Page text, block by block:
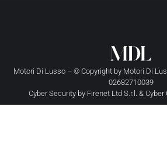
Motori Di Lusso – © Copyright by Motori Di
02682710039
Cyber Security by Firenet Ltd S.r.l. & Cyber